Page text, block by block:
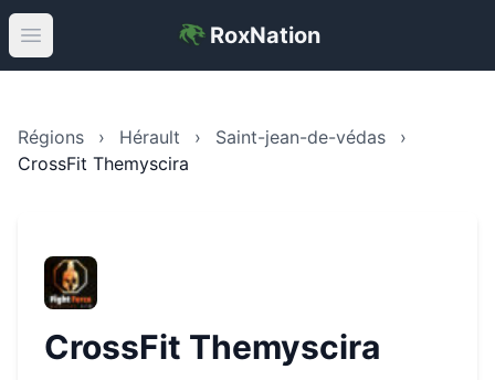
Open main menu RoxNation
Régions › Hérault › Saint-jean-de-védas
›
CrossFit Themyscira
CrossFit Themyscira